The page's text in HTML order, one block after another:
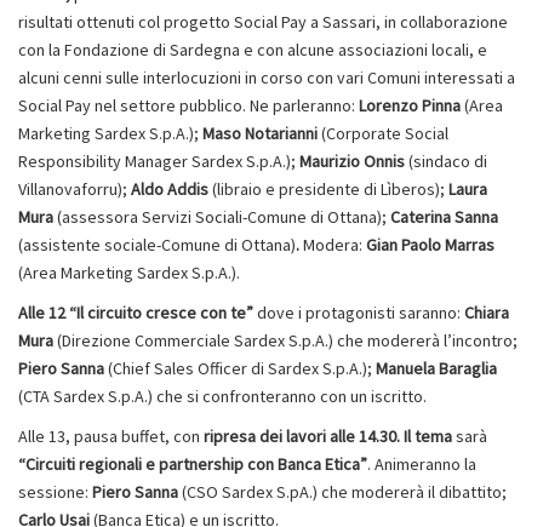
risultati ottenuti col progetto Social Pay a Sassari, in collaborazione
con la Fondazione di Sardegna e con alcune associazioni locali, e
alcuni cenni sulle interlocuzioni in corso con vari Comuni interessati a
Social Pay nel settore pubblico. Ne parleranno: Lorenzo Pinna(Area
Marketing Sardex S.p.A.); Maso Notarianni(Corporate Social
Responsibility Manager Sardex S.p.A.); Maurizio Onnis(sindaco di
Villanovaforru); Aldo Addis(libraio e presidente di Lìberos); Laura
Mura(assessora Servizi Sociali-Comune di Ottana); Caterina Sanna
(assistente sociale-Comune di Ottana).Modera: Gian Paolo Marras
(Area Marketing Sardex S.p.A.).
Alle 12 “Il circuito cresce con te”dove i protagonisti saranno: Chiara
Mura(Direzione Commerciale Sardex S.p.A.) che modererà l’incontro;
Piero Sanna(Chief Sales Officer di Sardex S.p.A.); Manuela Baraglia
(CTA Sardex S.p.A.) che si confronteranno con un iscritto.
Alle 13, pausa buffet, con ripresa dei lavori alle 14.30.Il temasarà
“Circuiti regionali e partnership con Banca Etica”. Animeranno la
sessione: Piero Sanna(CSO Sardex S.pA.) che modererà il dibattito;
Carlo Usai(Banca Etica) e un iscritto.